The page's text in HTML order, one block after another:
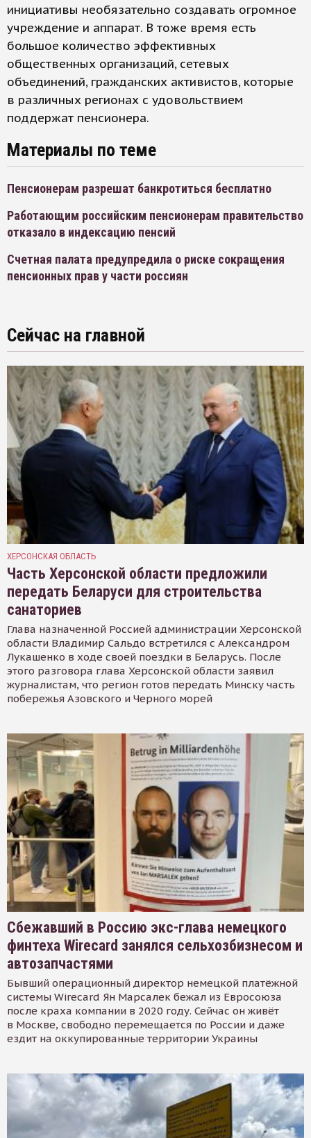
инициативы необязательно создавать огромное
учреждение и аппарат. В тоже время есть
большое количество эффективных
общественных организаций, сетевых
объединений, гражданских активистов, которые
в различных регионах с удовольствием
поддержат пенсионера.
Материалы по теме
Пенсионерам разрешат банкротиться бесплатно
Работающим российским пенсионерам правительство
отказало в индексацию пенсий
Счетная палата предупредила о риске сокращения
пенсионных прав у части россиян
Сейчас на главной
ХЕРСОНСКАЯ ОБЛАСТЬ
Часть Херсонской области предложили
передать Беларуси для строительства
санаториев
Глава назначенной Россией администрации Херсонской
области Владимир Сальдо встретился с Александром
Лукашенко в ходе своей поездки в Беларусь. После
этого разговора глава Херсонской области заявил
журналистам, что регион готов передать Минску часть
побережья Азовского и Черного морей
Сбежавший в Россию экс-глава немецкого
финтеха Wirecard занялся сельхозбизнесом и
автозапчастями
Бывший операционный директор немецкой платёжной
системы Wirecard Ян Марсалек бежал из Евросоюза
после краха компании в 2020 году. Сейчас он живёт
в Москве, свободно перемещается по России и даже
ездит на оккупированные территории Украины